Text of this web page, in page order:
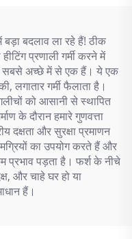
बड़ा बदलाव ला रहे हैं! ठीक
प्रणाली गर्मी करने में
सबसे अच्छे में से एक हैं। ये एक
लगातार गर्मी फैलाता है।
को आसानी से स्थापित
के दौरान हमारे गुणवत्ता
दक्षता और सुरक्षा प्रमाणन
का उपयोग करते हैं और
प्रभाव पड़ता है। फर्श के नीचे
और चाहे घर हो या
हैं।